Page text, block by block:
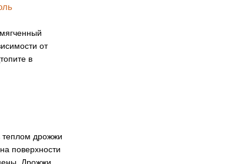
от
в
теплом дрожжи
поверхности